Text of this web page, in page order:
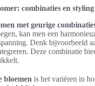
combinaties en styling
met geurige
kan men een
Denk bijvoorbeeld
Deze combinatie
bloemen is het variëren in